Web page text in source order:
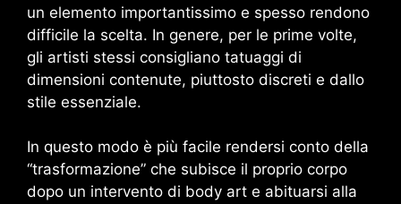
un elemento importantissimo e spesso rendono
difficile la scelta. In genere, per le prime volte,
gli artisti stessi consigliano tatuaggi di
dimensioni contenute, piuttosto discreti e dallo
stile essenziale.
In questo modo è più facile rendersi conto della
“trasformazione” che subisce il proprio corpo
dopo un intervento di body art e abituarsi alla